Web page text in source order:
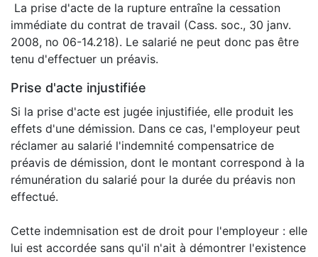
La prise d'acte de la rupture entraîne la cessation
immédiate du contrat de travail (Cass. soc., 30 janv.
2008, no 06-14.218). Le salarié ne peut donc pas être
tenu d'effectuer un préavis.
Prise d'acte injustifiée
Si la prise d'acte est jugée injustifiée, elle produit les
effets d'une démission. Dans ce cas, l'employeur peut
réclamer au salarié l'indemnité compensatrice de
préavis de démission, dont le montant correspond à la
rémunération du salarié pour la durée du préavis non
effectué.
Cette indemnisation est de droit pour l'employeur : elle
lui est accordée sans qu'il n'ait à démontrer l'existence